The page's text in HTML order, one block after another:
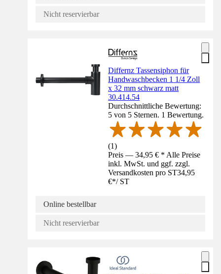
Nicht reservierbar
Differnz Tassensiphon für
Handwaschbecken 1 1/4 Zoll
x 32 mm schwarz matt
30.414.54
Durchschnittliche Bewertung:
5 von 5 Sternen. 1 Bewertung.
(1)
Preis — 34,95 € * Alle Preise
inkl. MwSt. und ggf. zzgl.
Versandkosten pro ST34,95
€*/ ST
Online bestellbar
Nicht reservierbar